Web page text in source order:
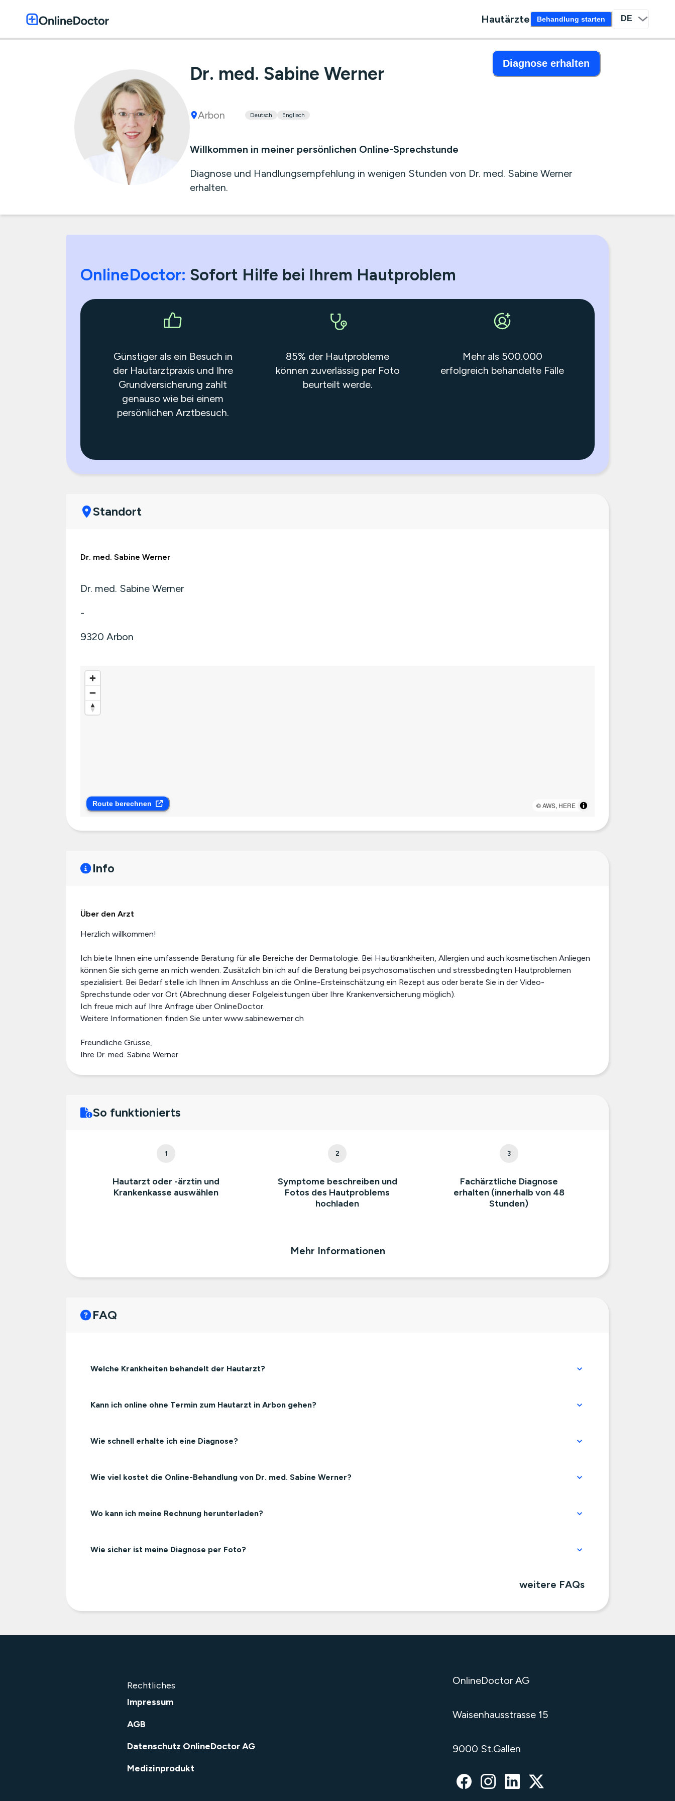
Hautärzte Behandlung starten
Dr. med. Sabine Werner Diagnose erhalten
Arbon Deutsch Englisch
Willkommen in meiner persönlichen Online-Sprechstunde
Diagnose und Handlungsempfehlung in wenigen Stunden von Dr. med. Sabine Werner
erhalten.
OnlineDoctor: Sofort Hilfe bei Ihrem Hautproblem
Günstiger als ein Besuch in
der Hautarztpraxis und Ihre
Grundversicherung zahlt
genauso wie bei einem
persönlichen Arztbesuch.
85% der Hautprobleme
können zuverlässig per Foto
beurteilt werde.
Mehr als 500.000
erfolgreich behandelte Fälle
Standort
Dr. med. Sabine Werner
Dr. med. Sabine Werner
-
9320 Arbon
©AWS, HERE
Route berechnen
Info
Über den Arzt
Herzlich willkommen!
Ich biete Ihnen eine umfassende Beratung für alle Bereiche der Dermatologie. Bei Hautkrankheiten, Allergien und auch kosmetischen Anliegen
können Sie sich gerne an mich wenden. Zusätzlich bin ich auf die Beratung bei psychosomatischen und stressbedingten Hautproblemen
spezialisiert. Bei Bedarf stelle ich Ihnen im Anschluss an die Online-Ersteinschätzung ein Rezept aus oder berate Sie in der Video-
Sprechstunde oder vor Ort (Abrechnung dieser Folgeleistungen über Ihre Krankenversicherung möglich).
Ich freue mich auf Ihre Anfrage über OnlineDoctor.
Weitere Informationen finden Sie unter www.sabinewerner.ch
Freundliche Grüsse,
Ihre Dr. med. Sabine Werner
So funktionierts
1
Hautarzt oder -ärztin und
Krankenkasse auswählen
2
Symptome beschreiben und
Fotos des Hautproblems
hochladen
3
Fachärztliche Diagnose
erhalten (innerhalb von 48
Stunden)
Mehr Informationen
FAQ
Welche Krankheiten behandelt der Hautarzt?
Kann ich online ohne Termin zum Hautarzt in Arbon gehen?
Wie schnell erhalte ich eine Diagnose?
Wie viel kostet die Online-Behandlung von Dr. med. Sabine Werner?
Wo kann ich meine Rechnung herunterladen?
Wie sicher ist meine Diagnose per Foto?
weitere FAQs
Rechtliches
Impressum
AGB
Datenschutz OnlineDoctor AG
Medizinprodukt
OnlineDoctor AG
Waisenhausstrasse 15
9000 St.Gallen